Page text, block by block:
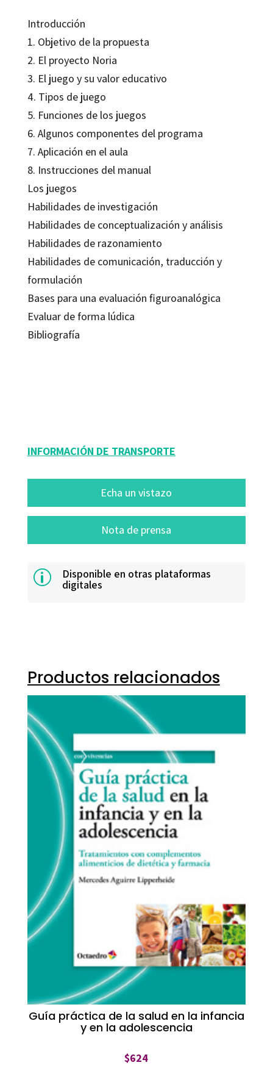
Introducción
1. Objetivo de la propuesta
2. El proyecto Noria
3. El juego y su valor educativo
4. Tipos de juego
5. Funciones de los juegos
6. Algunos componentes del programa
7. Aplicación en el aula
8. Instrucciones del manual
Los juegos
Habilidades de investigación
Habilidades de conceptualización y análisis
Habilidades de razonamiento
Habilidades de comunicación, traducción y
formulación
Bases para una evaluación figuroanalógica
Evaluar de forma lúdica
Bibliografía
INFORMACIÓN DE TRANSPORTE
Echa un vistazo
Nota de prensa
p Disponible en otras plataformas
digitales
Productos relacionados
Guía práctica de la salud en la infancia
y en la adolescencia
$624